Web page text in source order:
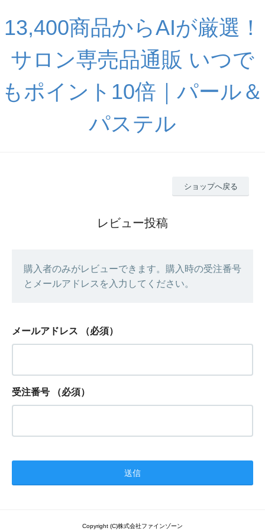
13,400商品からAIが厳選！
サロン専売品通販 いつで
もポイント10倍｜パール＆
パステル
ショップへ戻る
レビュー投稿
購入者のみがレビューできます。購入時の受注番号
とメールアドレスを入力してください。
メールアドレス （必須）
受注番号 （必須）
Copyright (C)株式会社ファインゾーン